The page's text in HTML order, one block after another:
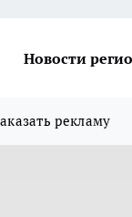
Новости
рекламу